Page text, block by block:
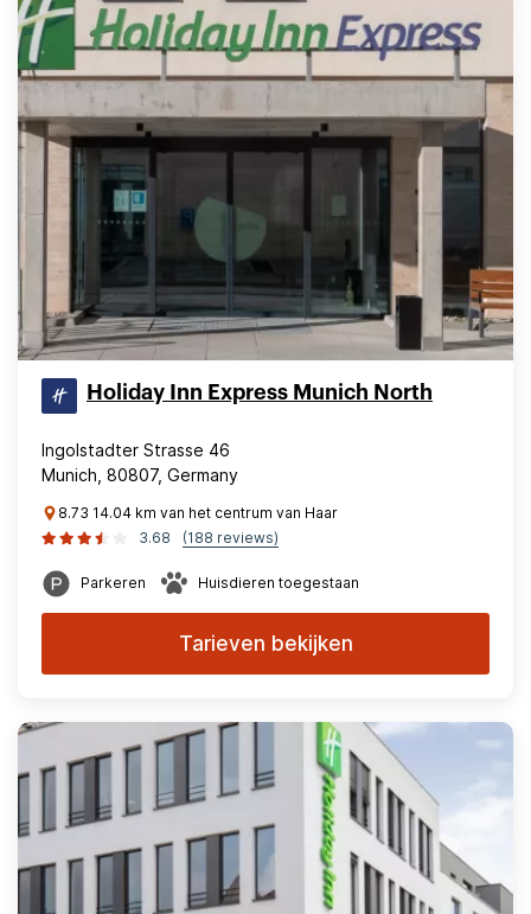
Holiday Inn Express Munich North
Ingolstadter Strasse 46
Munich, 80807, Germany
8.73 14.04 km van het centrum van Haar
3.68
(188 reviews)
Parkeren Huisdieren toegestaan
Tarieven bekijken